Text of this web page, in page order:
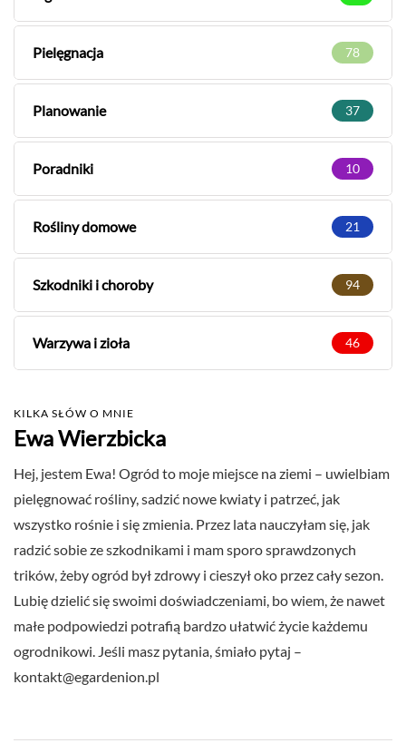
Pielęgnacja 78
Planowanie 37
Poradniki 10
Rośliny domowe 21
Szkodniki i choroby 94
Warzywa i zioła 46
KILKA SŁÓW O MNIE
Ewa Wierzbicka
Hej, jestem Ewa! Ogród to moje miejsce na ziemi – uwielbiam
pielęgnować rośliny, sadzić nowe kwiaty i patrzeć, jak
wszystko rośnie i się zmienia. Przez lata nauczyłam się, jak
radzić sobie ze szkodnikami i mam sporo sprawdzonych
trików, żeby ogród był zdrowy i cieszył oko przez cały sezon.
Lubię dzielić się swoimi doświadczeniami, bo wiem, że nawet
małe podpowiedzi potrafią bardzo ułatwić życie każdemu
ogrodnikowi. Jeśli masz pytania, śmiało pytaj –
kontakt@egardenion.pl